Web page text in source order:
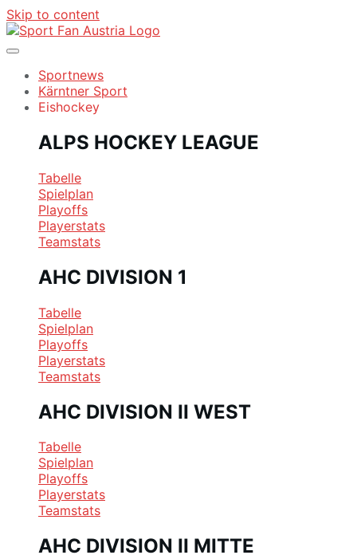
Skip to content
Sportnews
Kärntner Sport
Eishockey
ALPS HOCKEY LEAGUE
Tabelle
Spielplan
Playoffs
Playerstats
Teamstats
AHC DIVISION 1
Tabelle
Spielplan
Playoffs
Playerstats
Teamstats
AHC DIVISION II WEST
Tabelle
Spielplan
Playoffs
Playerstats
Teamstats
AHC DIVISION II MITTE